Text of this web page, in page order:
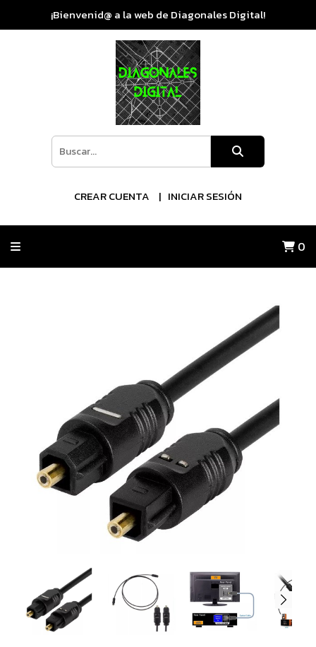
¡Bienvenid@ a la web de Diagonales Digital!
CREAR CUENTA INICIAR SESIÓN
0